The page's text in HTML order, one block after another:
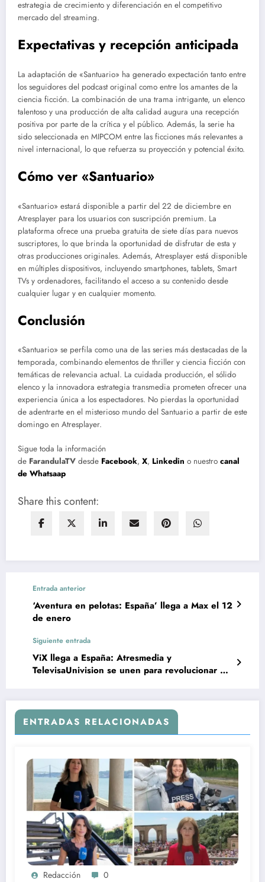
estrategia de crecimiento y diferenciación en el competitivo
mercado del streaming.
Expectativas y recepción anticipada
La adaptación de «Santuario» ha generado expectación tanto entre
los seguidores del podcast original como entre los amantes de la
ciencia ficción. La combinación de una trama intrigante, un elenco
talentoso y una producción de alta calidad augura una recepción
positiva por parte de la crítica y el público. Además, la serie ha
sido seleccionada en MIPCOM entre las ficciones más relevantes a
nivel internacional, lo que refuerza su proyección y potencial éxito.
Cómo ver «Santuario»
«Santuario» estará disponible a partir del 22 de diciembre en
Atresplayer para los usuarios con suscripción premium. La
plataforma ofrece una prueba gratuita de siete días para nuevos
suscriptores, lo que brinda la oportunidad de disfrutar de esta y
otras producciones originales. Además, Atresplayer está disponible
en múltiples dispositivos, incluyendo smartphones, tablets, Smart
TVs y ordenadores, facilitando el acceso a su contenido desde
cualquier lugar y en cualquier momento.
Conclusión
«Santuario» se perfila como una de las series más destacadas de la
temporada, combinando elementos de thriller y ciencia ficción con
temáticas de relevancia actual. La cuidada producción, el sólido
elenco y la innovadora estrategia transmedia prometen ofrecer una
experiencia única a los espectadores. No pierdas la oportunidad
de adentrarte en el misterioso mundo del Santuario a partir de este
domingo en Atresplayer.
Sigue toda la información
de FarandulaTV desde Facebook, X, Linkedin o nuestro canal
de Whatsaap
Share this content:
Entrada anterior
‘Aventura en pelotas: España’ llega a Max el 12
de enero
Siguiente entrada
ViX llega a España: Atresmedia y
TelevisaUnivision se unen para revolucionar el
ENTRADAS RELACIONADAS
Redacción 0